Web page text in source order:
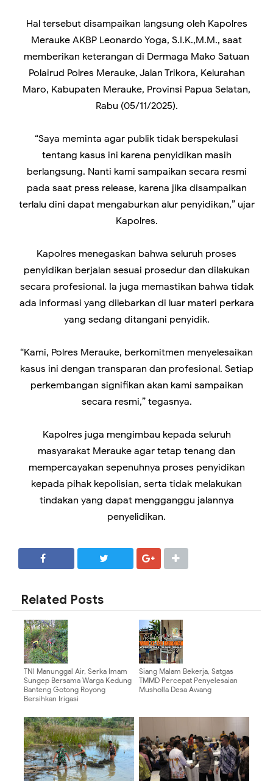
Hal tersebut disampaikan langsung oleh Kapolres
Merauke AKBP Leonardo Yoga, S.I.K.,M.M., saat
memberikan keterangan di Dermaga Mako Satuan
Polairud Polres Merauke, Jalan Trikora, Kelurahan
Maro, Kabupaten Merauke, Provinsi Papua Selatan,
Rabu (05/11/2025).
“Saya meminta agar publik tidak berspekulasi
tentang kasus ini karena penyidikan masih
berlangsung. Nanti kami sampaikan secara resmi
pada saat press release, karena jika disampaikan
terlalu dini dapat mengaburkan alur penyidikan,” ujar
Kapolres.
Kapolres menegaskan bahwa seluruh proses
penyidikan berjalan sesuai prosedur dan dilakukan
secara profesional. Ia juga memastikan bahwa tidak
ada informasi yang dilebarkan di luar materi perkara
yang sedang ditangani penyidik.
“Kami, Polres Merauke, berkomitmen menyelesaikan
kasus ini dengan transparan dan profesional. Setiap
perkembangan signifikan akan kami sampaikan
secara resmi,” tegasnya.
Kapolres juga mengimbau kepada seluruh
masyarakat Merauke agar tetap tenang dan
mempercayakan sepenuhnya proses penyidikan
kepada pihak kepolisian, serta tidak melakukan
tindakan yang dapat mengganggu jalannya
penyelidikan.
Related Posts
TNI Manunggal Air, Serka Imam
Sungep Bersama Warga Kedung
Banteng Gotong Royong
Bersihkan Irigasi
Siang Malam Bekerja, Satgas
TMMD Percepat Penyelesaian
Musholla Desa Awang